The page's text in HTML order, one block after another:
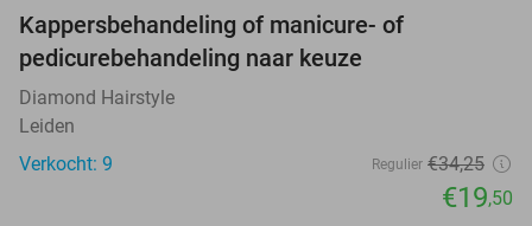
Kappersbehandeling of manicure- of
pedicurebehandeling naar keuze
Diamond Hairstyle
Leiden
Verkocht: 9
Regulier €34,25
€19,50